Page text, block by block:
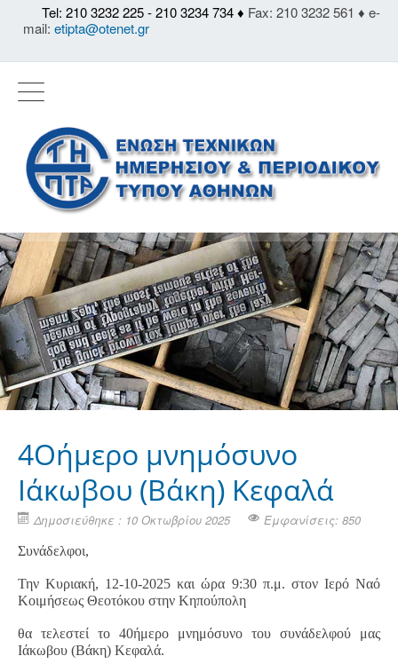
Tel: 210 3232 225 - 210 3234 734 ♦ Fax: 210 3232 561 ♦ e-
mail: etipta@otenet.gr
4Οήμερο μνημόσυνο
Ιάκωβου (Βάκη) Κεφαλά
Δημοσιεύθηκε : 10 Οκτωβρίου 2025 Εμφανίσεις: 850
Συνάδελφοι,
Την Κυριακή, 12-10-2025 και ώρα 9:30 π.μ. στον Ιερό Ναό
Κοιμήσεως Θεοτόκου στην Κηπούπολη
θα τελεστεί το 40ήμερο μνημόσυνο του συνάδελφού μας
Ιάκωβου (Βάκη) Κεφαλά.